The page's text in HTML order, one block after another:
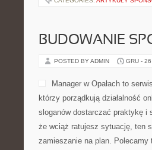
BUDOWANIE
POSTED BY ADMIN GRU -
Manager w Opałach to
którzy porządkują działalność
sloganów dostarczać praktykę i
że wciąż ratujesz sytuację, ten
zamieszanie na plan. Polecamy